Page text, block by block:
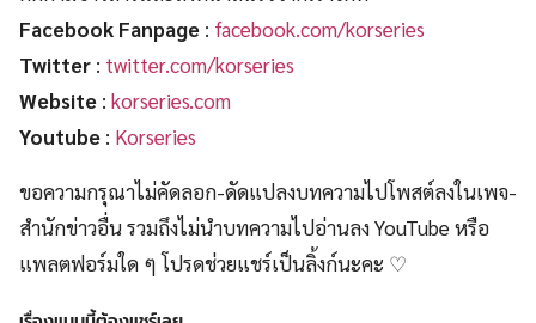
Facebook Fanpage : facebook.com/korseries
Twitter : twitter.com/korseries
Website : korseries.com
Youtube : Korseries
ขอความกรุณาไม่คัดลอก-ดัดแปลงบทความไปโพสต์ลงในเพจ-
สำนักข่าวอื่น รวมถึงไม่นำบทความไปอ่านลง YouTube หรือ
แพลตฟอร์มใด ๆ โปรดช่วยแชร์เป็นลิ้งก์นะคะ ♡